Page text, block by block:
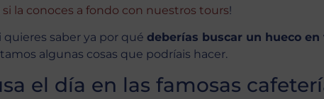
si la conoces a fondo con nuestros tours!
quieres saber ya por qué deberías buscar un hueco
algunas cosas que podríais hacer.
el día en las famosas